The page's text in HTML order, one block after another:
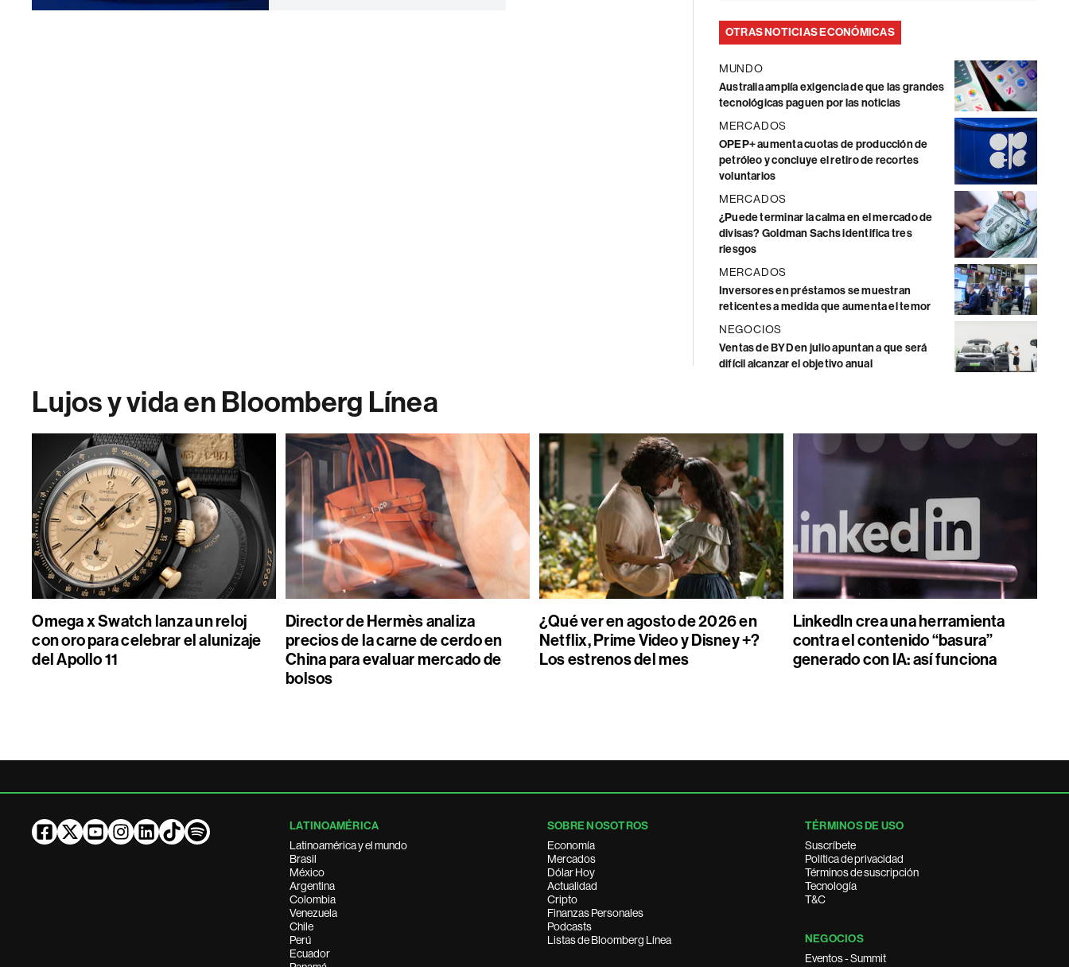
OTRAS NOTICIAS ECONÓMICAS
MUNDO
Australia amplía exigencia de que las grandes
tecnológicas paguen por las noticias
MERCADOS
OPEP+ aumenta cuotas de producción de
petróleo y concluye el retiro de recortes
voluntarios
MERCADOS
¿Puede terminar la calma en el mercado de
divisas? Goldman Sachs identifica tres
riesgos
MERCADOS
Inversores en préstamos se muestran
reticentes a medida que aumenta el temor
NEGOCIOS
Ventas de BYD en julio apuntan a que será
difícil alcanzar el objetivo anual
Lujos y vida en Bloomberg Línea
Omega x Swatch lanza un reloj
con oro para celebrar el alunizaje
del Apollo 11
Director de Hermès analiza
precios de la carne de cerdo en
China para evaluar mercado de
bolsos
¿Qué ver en agosto de 2026 en
Netflix, Prime Video y Disney +?
Los estrenos del mes
LinkedIn crea una herramienta
contra el contenido “basura”
generado con IA: así funciona
LATINOAMÉRICA
Latinoamérica y el mundo
Brasil
México
Argentina
Colombia
Venezuela
Chile
Perú
Ecuador
SOBRE NOSOTROS
Economía
Mercados
Dólar Hoy
Actualidad
Cripto
Finanzas Personales
Podcasts
Listas de Bloomberg Línea
TÉRMINOS DE USO
Suscríbete
Política de privacidad
Términos de suscripción
Tecnología
T&C
NEGOCIOS
Eventos - Summit